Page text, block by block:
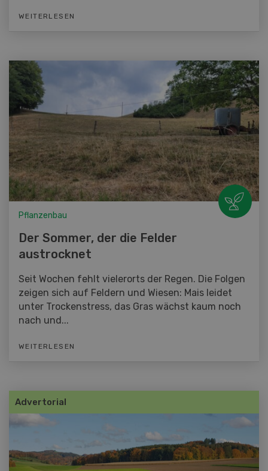
WEITERLESEN
Pflanzenbau
Der Sommer, der die Felder
austrocknet
Seit Wochen fehlt vielerorts der Regen. Die Folgen
zeigen sich auf Feldern und Wiesen: Mais leidet
unter Trockenstress, das Gras wächst kaum noch
nach und...
WEITERLESEN
Advertorial